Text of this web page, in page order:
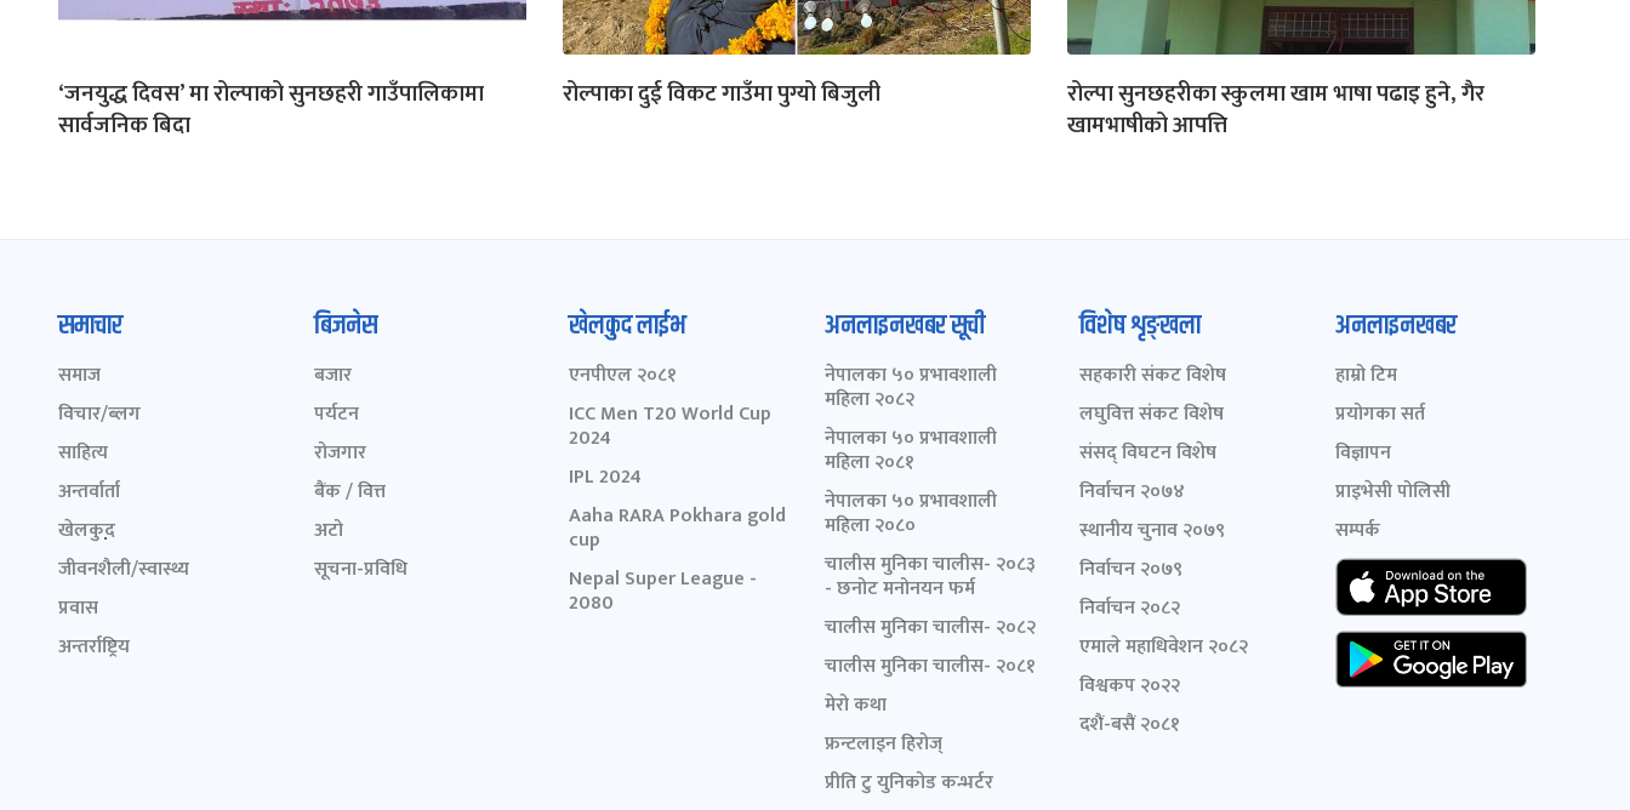
‘जनयुद्ध दिवस’ मा रोल्पाको सुनछहरी गाउँपालिकामा
सार्वजनिक बिदा
रोल्पाका दुई विकट गाउँमा पुग्यो बिजुली
रोल्पा सुनछहरीका स्कुलमा खाम भाषा पढाइ हुने, गैर
खामभाषीको आपत्ति
समाचार
समाज
विचार/ब्लग
साहित्य
अन्तर्वार्ता
खेलकुद़़
जीवनशैली/स्वास्थ्य
प्रवास
अन्तर्राष्ट्रिय
बिजनेस
बजार
पर्यटन
रोजगार
बैंक / वित्त
अटो
सूचना-प्रविधि
खेलकुद लाईभ
एनपीएल २०८१
ICC Men T20 World Cup
2024
IPL 2024
Aaha RARA Pokhara gold
cup
Nepal Super League -
2080
अनलाइनखबर सूची
नेपालका ५० प्रभावशाली
महिला २०८२
नेपालका ५० प्रभावशाली
महिला २०८१
नेपालका ५० प्रभावशाली
महिला २०८०
चालीस मुनिका चालीस- २०८३
- छनोट मनोनयन फर्म
चालीस मुनिका चालीस- २०८२
चालीस मुनिका चालीस- २०८१
मेरो कथा
फ्रन्टलाइन हिरोज्
प्रीति टु युनिकोड कन्भर्टर
विशेष शृङ्खला
सहकारी संकट विशेष
लघुवित्त संकट विशेष
संसद् विघटन विशेष
निर्वाचन २०७४
स्थानीय चुनाव २०७९
निर्वाचन २०७९
निर्वाचन २०८२
एमाले महाधिवेशन २०८२
विश्वकप २०२२
दशैं-बसैं २०८१
अनलाइनखबर
हाम्रो टिम
प्रयोगका सर्त
विज्ञापन
प्राइभेसी पोलिसी
सम्पर्क